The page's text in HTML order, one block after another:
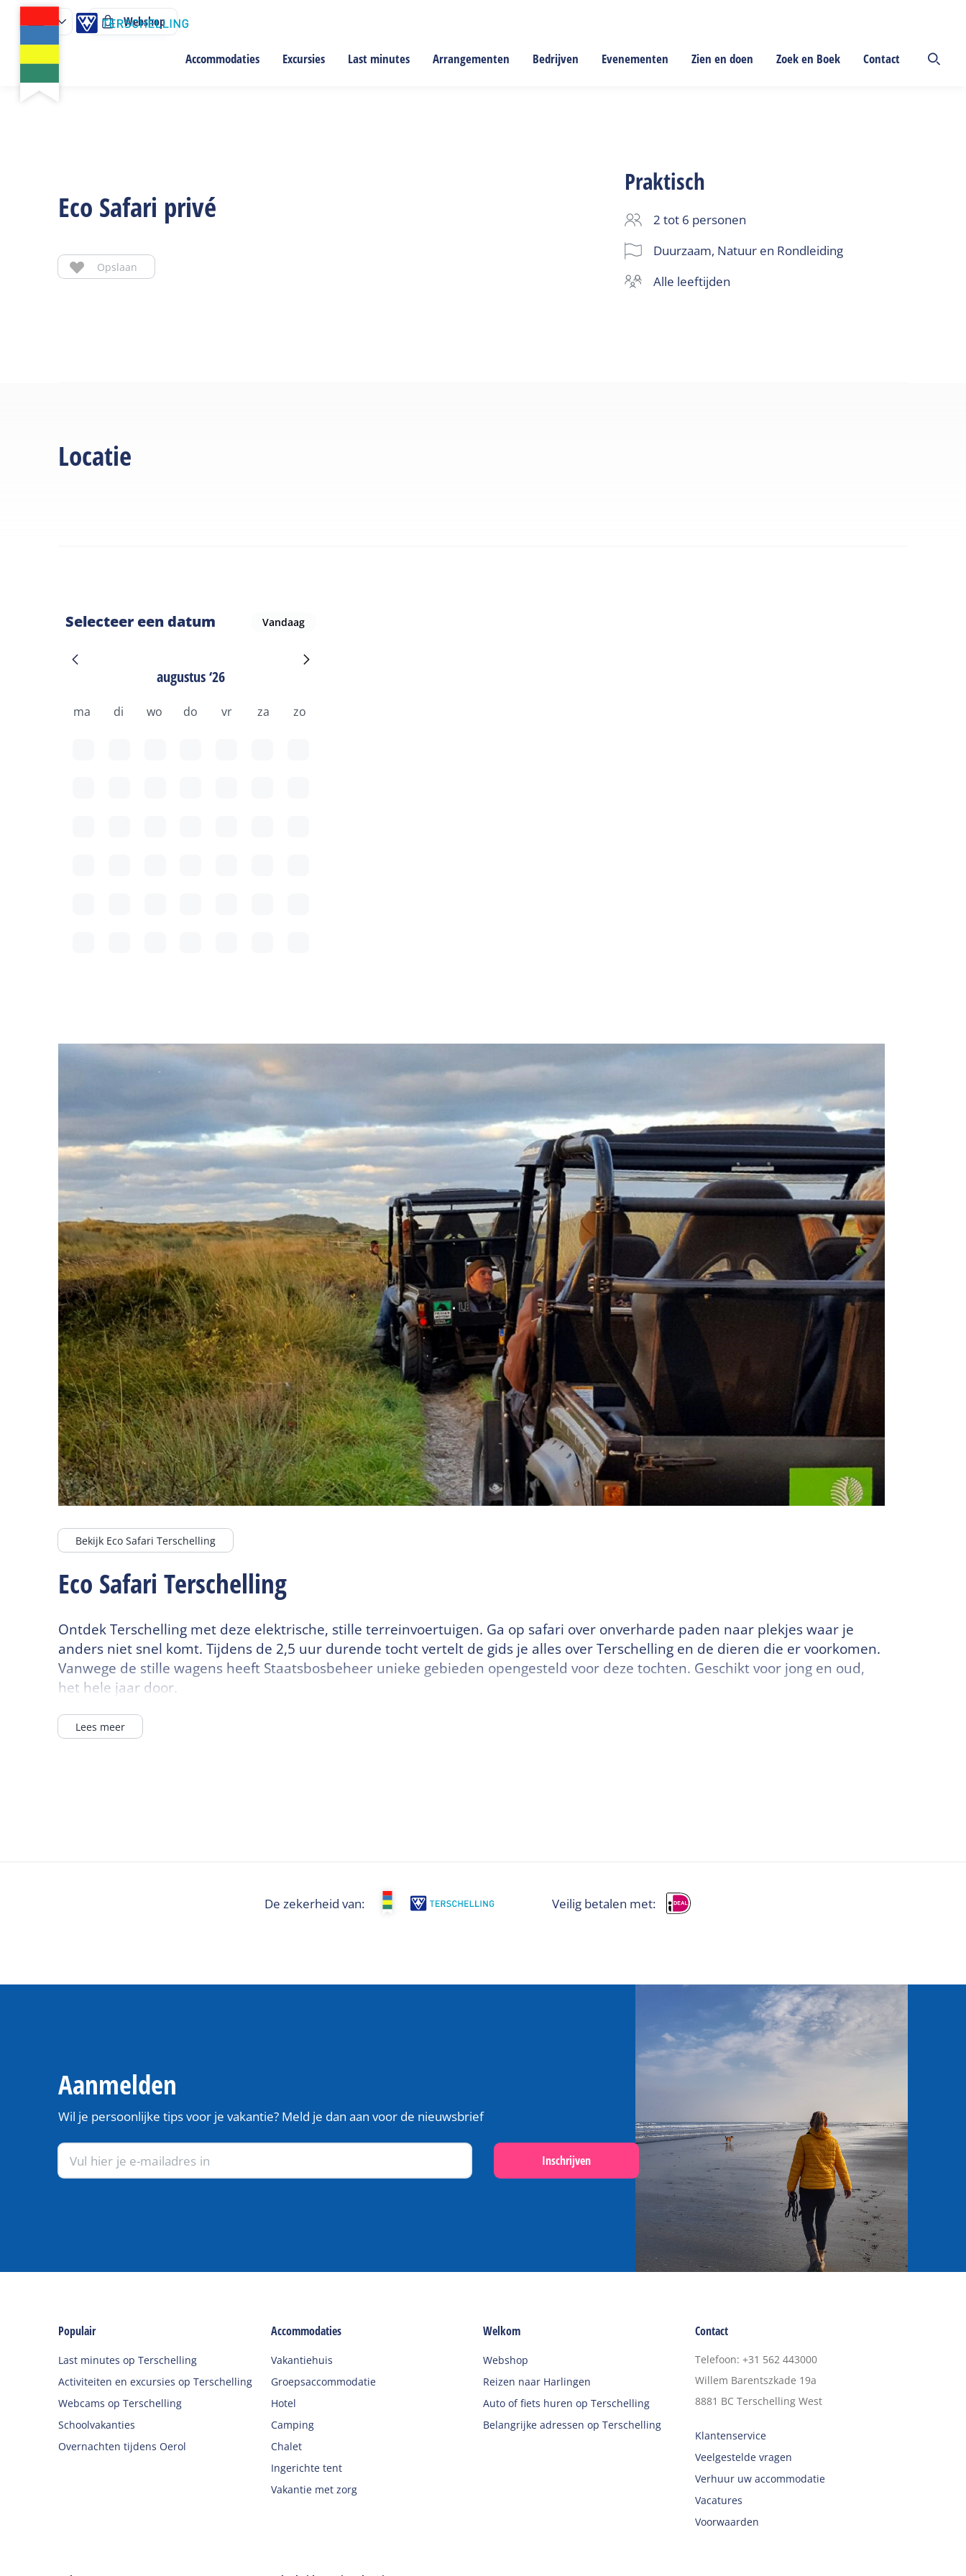
Accommodaties Excursies Last minutes Arrangementen Bedrijven Evenementen Zien en doen Zoek en Boek Contact
Webshop
Eco Safari privé
Opslaan
Praktisch
2 tot 6 personen
Duurzaam, Natuur en Rondleiding
alle leeftijden
Locatie
Selecteer een datum Vandaag
augustus ‘26
ma di wo do vr za zo
Bekijk Eco Safari Terschelling
Eco Safari Terschelling
Ontdek Terschelling met deze elektrische, stille terreinvoertuigen. Ga op safari over onverharde paden naar plekjes waar je
anders niet snel komt. Tijdens de 2,5 uur durende tocht vertelt de gids je alles over Terschelling en de dieren die er voorkomen.
Vanwege de stille wagens heeft Staatsbosbeheer unieke gebieden opengesteld voor deze tochten. Geschikt voor jong en oud,
het hele jaar door.
Lees meer
De zekerheid van: Veilig betalen met:
Aanmelden
Wil je persoonlijke tips voor je vakantie? Meld je dan aan voor de nieuwsbrief
Inschrijven
Populair
Last minutes op Terschelling
Activiteiten en excursies op Terschelling
Webcams op Terschelling
Schoolvakanties
Overnachten tijdens Oerol
Accommodaties
Vakantiehuis
Groepsaccommodatie
Hotel
Camping
Chalet
Ingerichte tent
Vakantie met zorg
Welkom
Webshop
Reizen naar Harlingen
Auto of fiets huren op Terschelling
Belangrijke adressen op Terschelling
Contact
Telefoon: +31 562 443000
Willem Barentszkade 19a
8881 BC Terschelling West
Klantenservice
Veelgestelde vragen
Verhuur uw accommodatie
Vacatures
Voorwaarden